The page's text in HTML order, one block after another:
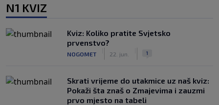
N1 KVIZ
Kviz: Koliko pratite Svjetsko
prvenstvo?
NOGOMET 22. jun. 1
Skrati vrijeme do utakmice uz naš kviz:
Pokaži šta znaš o Zmajevima i zauzmi
prvo mjesto na tabeli